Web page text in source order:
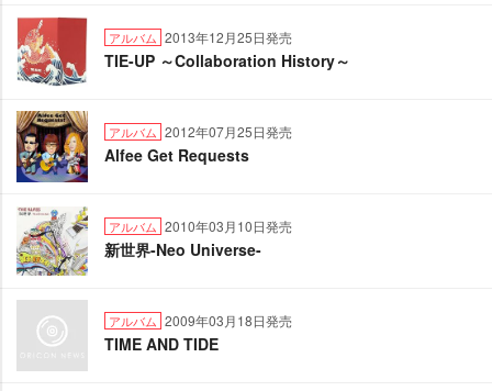
アルバム 2013年12月25日発売
TIE-UP ～Collaboration History～
アルバム 2012年07月25日発売
Alfee Get Requests
アルバム 2010年03月10日発売
新世界-Neo Universe-
アルバム 2009年03月18日発売
TIME AND TIDE